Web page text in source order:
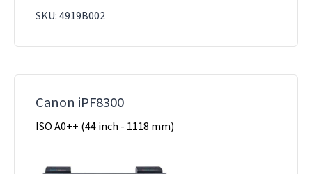
SKU: 4919B002
Canon iPF8300
ISO A0++ (44 inch - 1118 mm)